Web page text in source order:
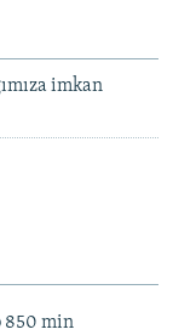
imkan
850 min